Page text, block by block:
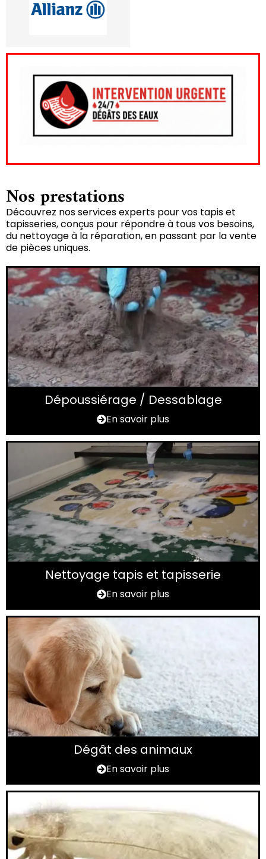
Nos prestations
Découvrez nos services experts pour vos tapis et
tapisseries, conçus pour répondre à tous vos besoins,
du nettoyage à la réparation, en passant par la vente
de pièces uniques.
Dépoussiérage / Dessablage
En savoir plus
Nettoyage tapis et tapisserie
En savoir plus
Dégât des animaux
En savoir plus